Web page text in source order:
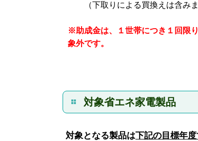
（下取りによる買換えは含みま
※助成金は、１世帯につき１回限
象外です。
対象省エネ家電製品
対象となる製品は下記の目標年